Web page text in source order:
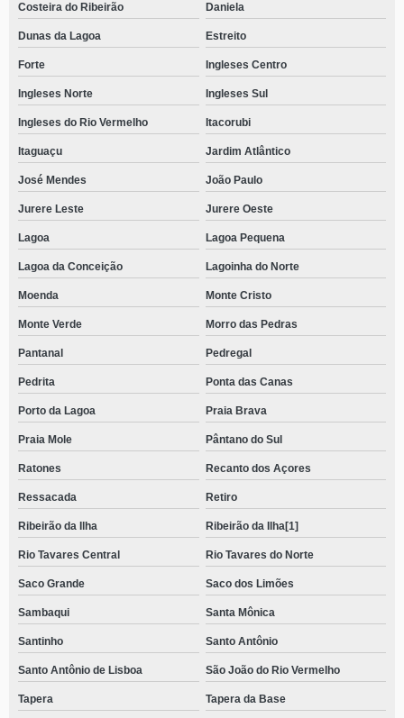
Costeira do Ribeirão Daniela
Dunas da Lagoa Estreito
Forte Ingleses Centro
Ingleses Norte Ingleses Sul
Ingleses do Rio Vermelho Itacorubi
Itaguaçu Jardim Atlântico
José Mendes João Paulo
Jurere Leste Jurere Oeste
Lagoa Lagoa Pequena
Lagoa da Conceição Lagoinha do Norte
Moenda Monte Cristo
Monte Verde Morro das Pedras
Pantanal Pedregal
Pedrita Ponta das Canas
Porto da Lagoa Praia Brava
Praia Mole Pântano do Sul
Ratones Recanto dos Açores
Ressacada Retiro
Ribeirão da Ilha Ribeirão da Ilha[1]
Rio Tavares Central Rio Tavares do Norte
Saco Grande Saco dos Limões
Sambaqui Santa Mônica
Santinho Santo Antônio
Santo Antônio de Lisboa São João do Rio Vermelho
Tapera Tapera da Base